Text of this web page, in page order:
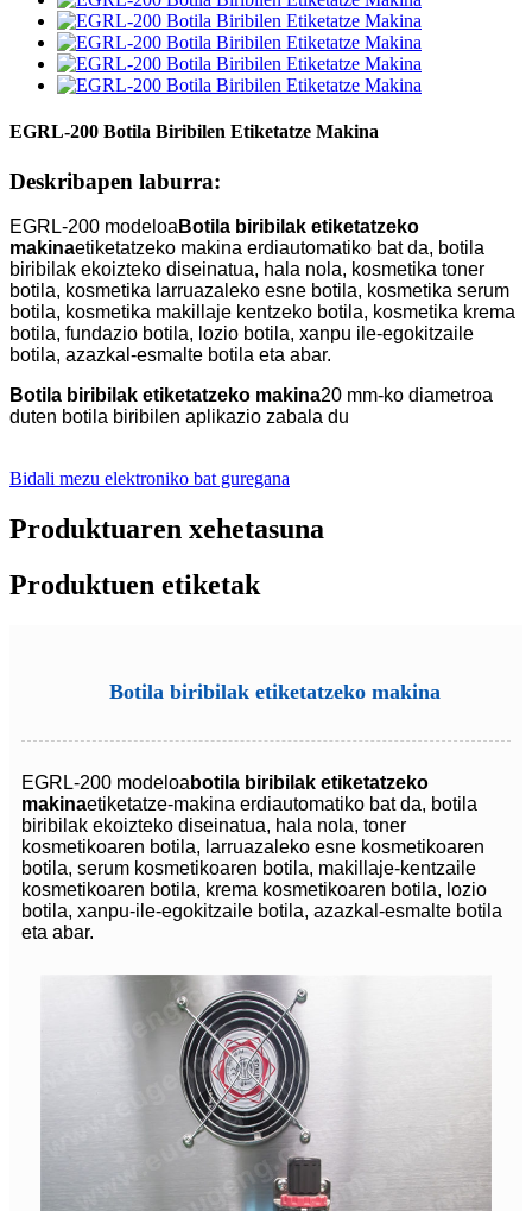
EGRL-200 Botila Biribilen Etiketatze Makina
Deskribapen laburra:
EGRL-200 modeloa Botila biribilak etiketatzeko
makinaetiketatzeko makina erdiautomatiko bat da, botila
biribilak ekoizteko diseinatua, hala nola, kosmetika toner
botila, kosmetika larruazaleko esne botila, kosmetika serum
botila, kosmetika makillaje kentzeko botila, kosmetika krema
botila, fundazio botila, lozio botila, xanpu ile-egokitzaile
botila, azazkal-esmalte botila eta abar.
Botila biribilak etiketatzeko makina20 mm-ko diametroa
duten botila biribilen aplikazio zabala du
Bidali mezu elektroniko bat guregana
Produktuaren xehetasuna
Produktuen etiketak
Botila biribilak etiketatzeko makina
EGRL-200 modeloa botila biribilak etiketatzeko
makinaetiketatze-makina erdiautomatiko bat da, botila
biribilak ekoizteko diseinatua, hala nola, toner
kosmetikoaren botila, larruazaleko esne kosmetikoaren
botila, serum kosmetikoaren botila, makillaje-kentzaile
kosmetikoaren botila, krema kosmetikoaren botila, lozio
botila, xanpu-ile-egokitzaile botila, azazkal-esmalte botila
eta abar.